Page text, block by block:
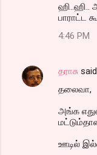
ஹி..ஹி..
பாராட்ட
4:46 PM
தராசு said…
தலைவா,
அங்க
ஊடில்